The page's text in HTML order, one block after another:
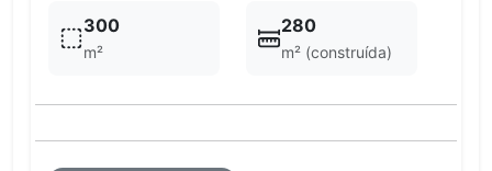
300
m²
280
m² (construída)